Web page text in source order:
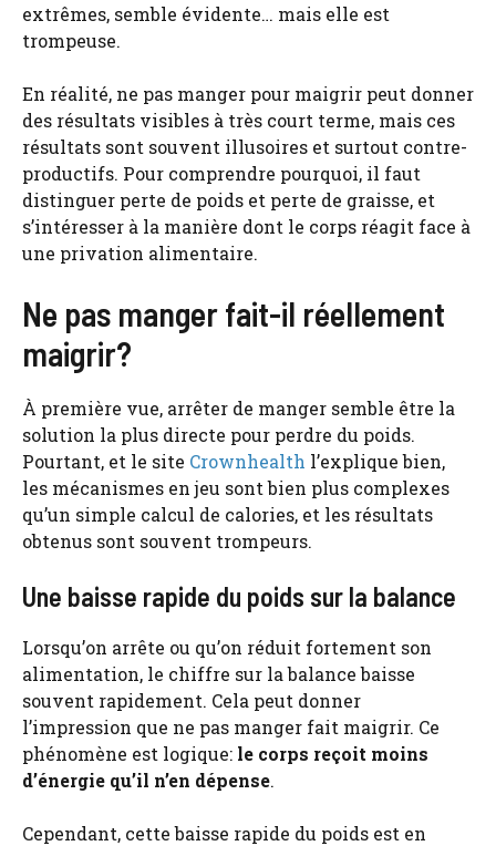
extrêmes, semble évidente… mais elle est
trompeuse.
En réalité, ne pas manger pour maigrir peut donner
des résultats visibles à très court terme, mais ces
résultats sont souvent illusoires et surtout contre-
productifs. Pour comprendre pourquoi, il faut
distinguer perte de poids et perte de graisse, et
s’intéresser à la manière dont le corps réagit face à
une privation alimentaire.
Ne pas manger fait-il réellement
maigrir?
À première vue, arrêter de manger semble être la
solution la plus directe pour perdre du poids.
Pourtant, et le site Crownhealth l’explique bien,
les mécanismes en jeu sont bien plus complexes
qu’un simple calcul de calories, et les résultats
obtenus sont souvent trompeurs.
Une baisse rapide du poids sur la balance
Lorsqu’on arrête ou qu’on réduit fortement son
alimentation, le chiffre sur la balance baisse
souvent rapidement. Cela peut donner
l’impression que ne pas manger fait maigrir. Ce
phénomène est logique: le corps reçoit moins
d’énergie qu’il n’en dépense.
Cependant, cette baisse rapide du poids est en